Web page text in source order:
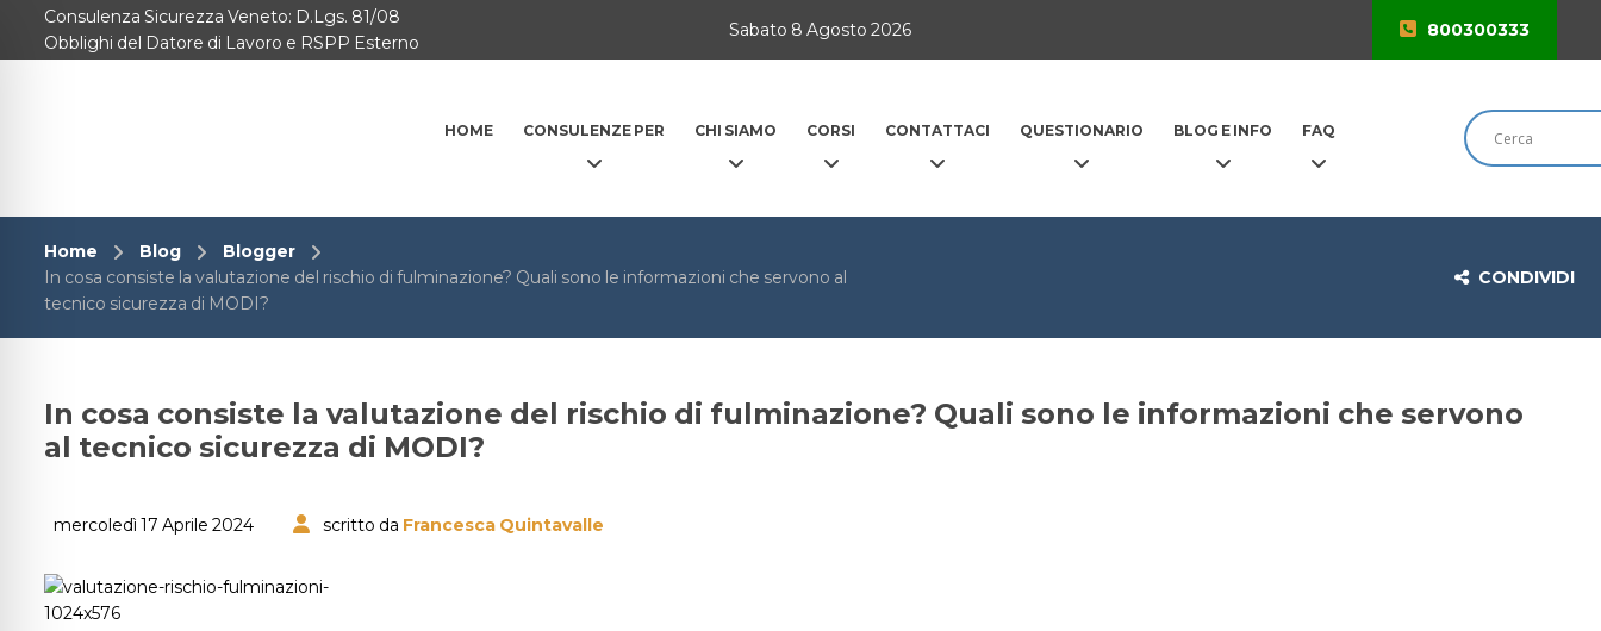
Home
Contattaci
FAQ
Consulenza Sicurezza Veneto: D.Lgs. 81/08
Obblighi del Datore di Lavoro e RSPP Esterno
Sabato 8 Agosto 2026 800300333
HOME CONSULENZE PER CHI SIAMO CORSI CONTATTACI QUESTIONARIO BLOG E INFO FAQ
Home Blog
Blogger
In cosa consiste la valutazione del rischio di fulminazione? Quali sono le informazioni che servono al
tecnico sicurezza di MODI?
CONDIVIDI
In cosa consiste la valutazione del rischio di fulminazione? Quali sono le informazioni che servono
al tecnico sicurezza di MODI?
mercoledì 17 Aprile 2024 scritto da Francesca Quintavalle